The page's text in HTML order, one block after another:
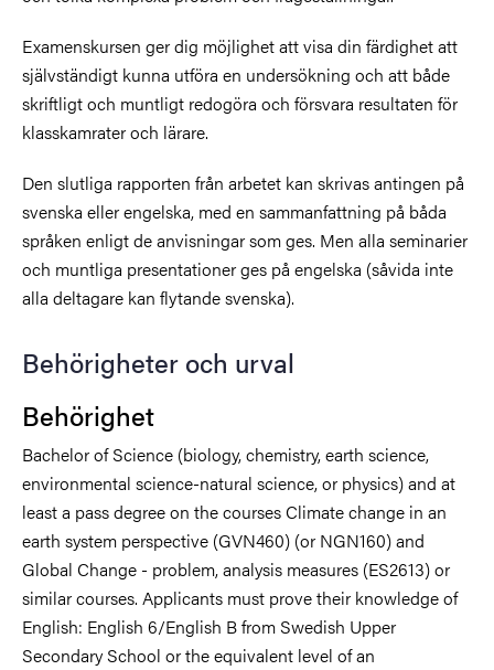
Examenskursen ger dig möjlighet att visa din färdighet att
självständigt kunna utföra en undersökning och att både
skriftligt och muntligt redogöra och försvara resultaten för
klasskamrater och lärare.
Den slutliga rapporten från arbetet kan skrivas antingen på
svenska eller engelska, med en sammanfattning på båda
språken enligt de anvisningar som ges. Men alla seminarier
och muntliga presentationer ges på engelska (såvida inte
alla deltagare kan flytande svenska).
Behörigheter och urval
Behörighet
Bachelor of Science (biology, chemistry, earth science,
environmental science-natural science, or physics) and at
least a pass degree on the courses Climate change in an
earth system perspective (GVN460) (or NGN160) and
Global Change - problem, analysis measures (ES2613) or
similar courses. Applicants must prove their knowledge of
English: English 6/English B from Swedish Upper
Secondary School or the equivalent level of an